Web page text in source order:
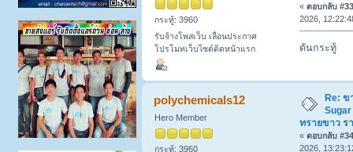
กระทู้: 3960
รับจ้างโพสเว็บ เลื่อนประกาศ
โปรโมทเว็บไซต์ติดหน้าแรก
« ตอบกลับ
2026,
ดันกระทู้
polychemicals12
Hero Member
กระทู้: 3960
Re: ข
ทรายขาว ร
« ตอบกลับ
2026,